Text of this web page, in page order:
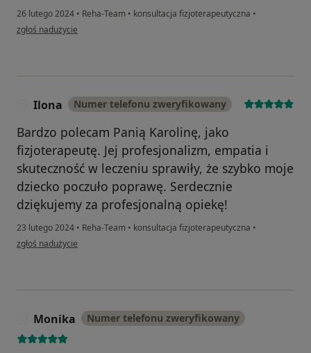
26 lutego 2024 • Reha-Team • konsultacja fizjoterapeutyczna •
w opinii użytkownika Iwona
zgłoś nadużycie
Ilona Numer telefonu zweryfikowany
Bardzo polecam Panią Karolinę, jako
fizjoterapeutę. Jej profesjonalizm, empatia i
skuteczność w leczeniu sprawiły, że szybko moje
dziecko poczuło poprawę. Serdecznie
dziękujemy za profesjonalną opiekę!
23 lutego 2024 • Reha-Team • konsultacja fizjoterapeutyczna •
w opinii użytkownika Ilona
zgłoś nadużycie
Monika Numer telefonu zweryfikowany